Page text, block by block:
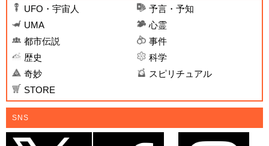
UFO・宇宙人
予言・予知
UMA
心霊
都市伝説
事件
歴史
科学
奇妙
スピリチュアル
STORE
SNS